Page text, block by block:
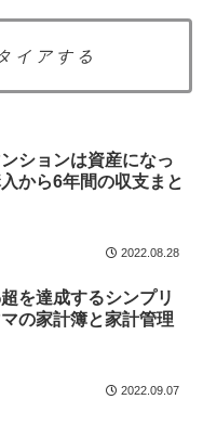
イ ア す る
ションは資産になっ
から6年間の収支まと
2022.08.28
を達成するシンプリ
の家計簿と家計管理
2022.09.07